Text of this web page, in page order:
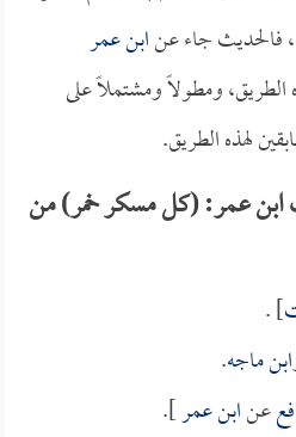
فالحديث جاء عنابن عمر
ومطولاً ومشتملاً على
لهذه الطريق.
ابن عمر: (كل مسكر خمر) من
] .
ابن ماجه.
عنابن عمر].